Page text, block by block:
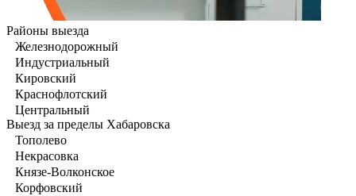
Районы выезда
Железнодорожный
Индустриальный
Кировский
Краснофлотский
Центральный
Выезд за пределы Хабаровска
Тополево
Некрасовка
Князе-Волконское
Корфовский